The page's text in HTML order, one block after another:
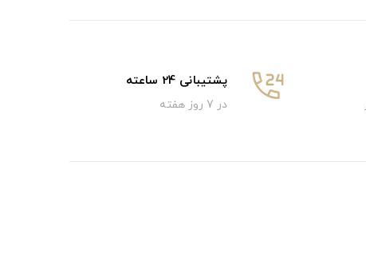
پشتیبانی 24 ساعته
در 7 روز هفته